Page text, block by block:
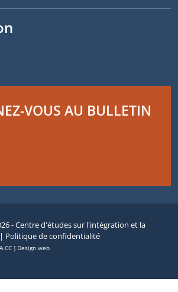
VOUS AU BULLETIN
- Centre d'études sur l'intégration et la
Politique de confidentialité
] Design web